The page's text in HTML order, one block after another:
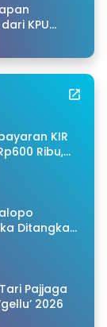
KPU
KIR
Ribu,
Pungli
Ditangkap
Pajjaga
2026